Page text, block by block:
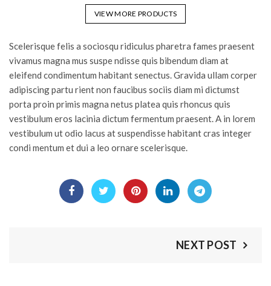
VIEW MORE PRODUCTS
Scelerisque felis a sociosqu ridiculus pharetra fames praesent
vivamus magna mus suspe ndisse quis bibendum diam at
eleifend condimentum habitant senectus. Gravida ullam corper
adipiscing partu rient non faucibus sociis diam mi dictumst
porta proin primis magna netus platea quis rhoncus quis
vestibulum eros lacinia dictum fermentum praesent. A in lorem
vestibulum ut odio lacus at suspendisse habitant cras integer
condi mentum et dui a leo ornare scelerisque.
NEXT POST